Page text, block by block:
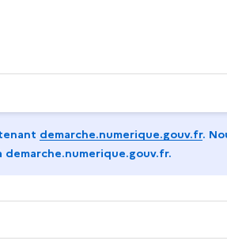
demarche.numerique.gouv.fr.